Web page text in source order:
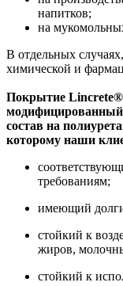
напитков;
на
В отдельных
химической и
Покрытие Lincrete®
состав на
которому наши
требованиям;
имеющий
стойкий к
жиров,
cтойкий к